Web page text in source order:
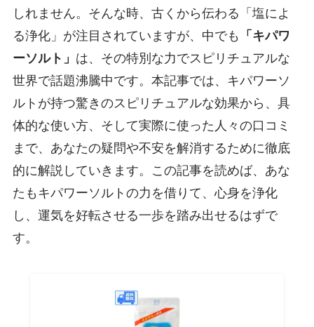
しれません。そんな時、古くから伝わる「塩によ
る浄化」が注目されていますが、中でも
「キパワ
ーソルト」 は、その特別な力でスピリチュアルな
世界で話題沸騰中です。本記事では、キパワーソ
ルトが持つ驚きのスピリチュアルな効果から、具
体的な使い方、そして実際に使った人々の口コミ
まで、あなたの疑問や不安を解消するために徹底
的に解説していきます。この記事を読めば、あな
たもキパワーソルトの力を借りて、心身を浄化
し、運気を好転させる一歩を踏み出せるはずで
す。